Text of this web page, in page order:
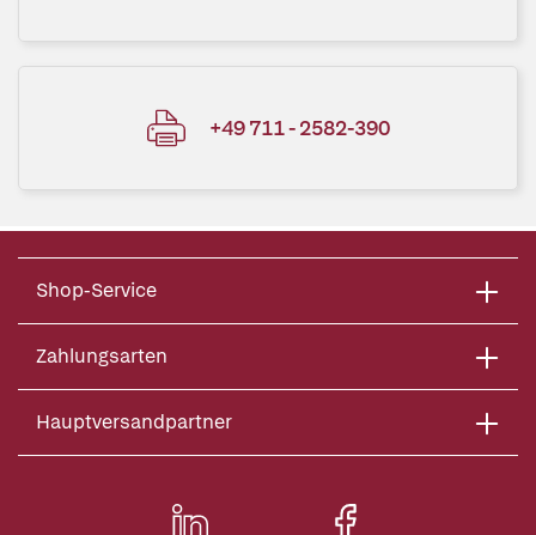
+49 711 - 2582-390
Shop-Service
Zahlungsarten
Hauptversandpartner